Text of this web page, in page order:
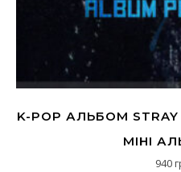
K-POP АЛЬБОМ STRAY
МІНІ
940